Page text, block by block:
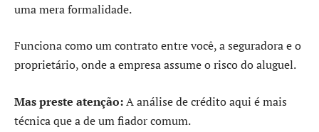
uma mera formalidade.
Funciona como um contrato entre você, a seguradora e o
proprietário, onde a empresa assume o risco do aluguel.
Mas preste atenção:A análise de crédito aqui é mais
técnica que a de um fiador comum.